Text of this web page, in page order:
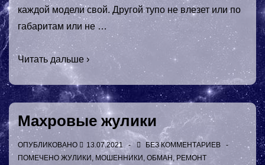
каждой модели свой. Другой тупо не влезет или по
габаритам или не …
Обращайте
внимание
на
отзывы
🙂
Читать дальше ›
Махровые жулики
ОПУБЛИКОВАНО 13.07.2021
БЕЗ КОММЕНТАРИЕВ
ПОМЕЧЕНОЖУЛИКИ ,МОШЕННИКИ , ОБМАН , РЕМОНТ